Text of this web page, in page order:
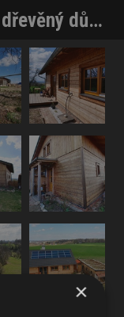
Soběstačný dřevěný dům u Chocně je nezávislý na sítích
×